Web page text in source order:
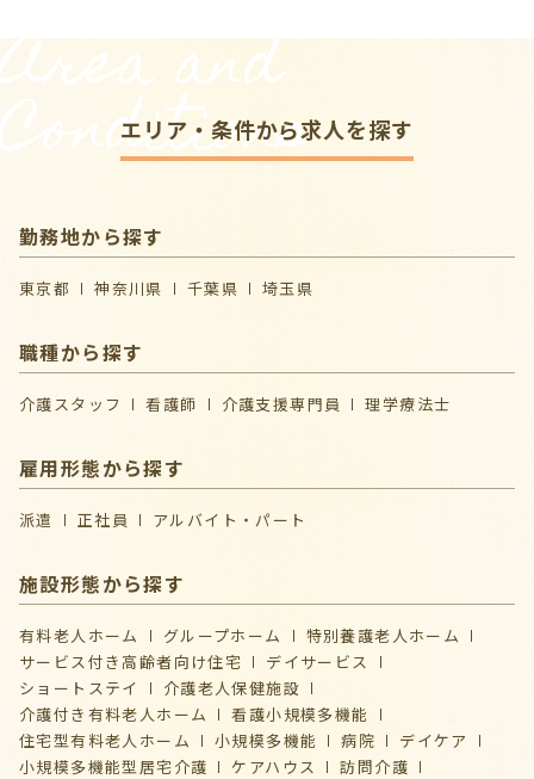
Area and
Conditions
エリア・条件から求人を探す
勤務地から探す
東京都 神奈川県 千葉県 埼玉県
職種から探す
介護スタッフ 看護師 介護支援専門員 理学療法士
雇用形態から探す
派遣 正社員 アルバイト・パート
施設形態から探す
有料老人ホーム グループホーム
特別養護老人ホーム
サービス付き高齢者向け住宅
デイサービス
ショートステイ
介護⽼⼈保健施設
介護付き有料老人ホーム
看護小規模多機能
住宅型有料老人ホーム
小規模多機能 病院
デイケア
⼩規模多機能型居宅介護
ケアハウス
訪問介護